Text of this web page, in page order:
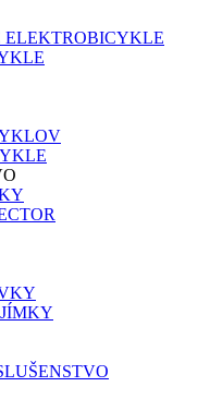
ELEKTROBICYKLE